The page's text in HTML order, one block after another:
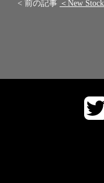
< 前の記事 ＜New